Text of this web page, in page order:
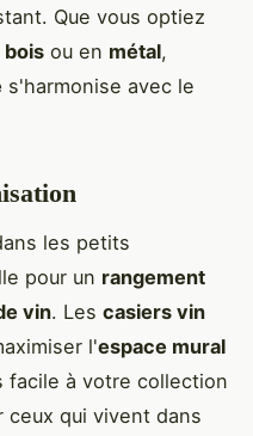
Que vous optiez
bois ou en métal,
s'harmonise avec le
les petits
pour un rangement
vin. Les casiers vin
l'espace mural
facile à votre collection
ceux qui vivent dans